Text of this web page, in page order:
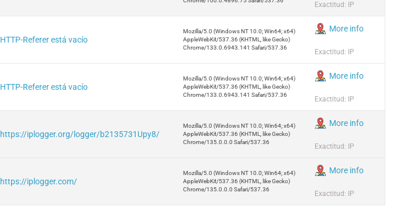
Exactitud: IP
HTTP-Referer está vacío
Mozilla/5.0 (Windows NT 10.0; Win64; x64)
AppleWebKit/537.36 (KHTML, like Gecko)
Chrome/133.0.6943.141 Safari/537.36
More info
Exactitud: IP
HTTP-Referer está vacío
Mozilla/5.0 (Windows NT 10.0; Win64; x64)
AppleWebKit/537.36 (KHTML, like Gecko)
Chrome/133.0.6943.141 Safari/537.36
More info
Exactitud: IP
https://iplogger.org/logger/b2135731Upy8/
Mozilla/5.0 (Windows NT 10.0; Win64; x64)
AppleWebKit/537.36 (KHTML, like Gecko)
Chrome/135.0.0.0 Safari/537.36
More info
Exactitud: IP
https://iplogger.com/
Mozilla/5.0 (Windows NT 10.0; Win64; x64)
AppleWebKit/537.36 (KHTML, like Gecko)
Chrome/135.0.0.0 Safari/537.36
More info
Exactitud: IP